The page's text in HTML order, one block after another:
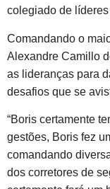
colegiado de
Comandando o
Alexandre Camillo
as lideranças para
desafios que se
“Boris certamente
gestões, Boris fez
comandando
dos corretores de